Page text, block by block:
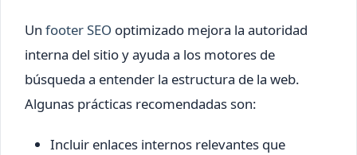
Un footer SEO optimizado mejora la autoridad
interna del sitio y ayuda a los motores de
búsqueda a entender la estructura de la web.
Algunas prácticas recomendadas son:
Incluir enlaces internos relevantes que